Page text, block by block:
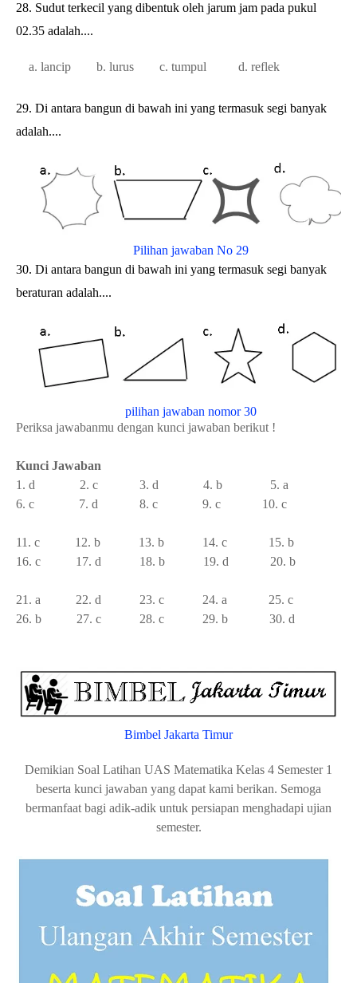
28. Sudut terkecil yang dibentuk oleh jarum jam pada pukul
02.35 adalah....
a. lancip b. lurus c. tumpul d. reflek
29. Di antara bangun di bawah ini yang termasuk segi banyak
adalah....
Pilihan jawaban No 29
30. Di antara bangun di bawah ini yang termasuk segi banyak
beraturan adalah....
pilihan jawaban nomor 30
Periksa jawabanmu dengan kunci jawaban berikut !
Kunci Jawaban
1. d 2. c 3. d 4. b 5. a
6. c 7. d 8. c 9. c 10. c
11. c 12. b 13. b 14. c 15. b
16. c 17. d 18. b 19. d 20. b
21. a 22. d 23. c 24. a 25. c
26. b 27. c 28. c 29. b 30. d
Bimbel Jakarta Timur
Demikian Soal Latihan UAS Matematika Kelas 4 Semester 1
beserta kunci jawaban yang dapat kami berikan. Semoga
bermanfaat bagi adik-adik untuk persiapan menghadapi ujian
semester.